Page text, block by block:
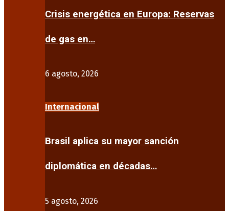
Crisis energética en Europa: Reservas
de gas en…
6 agosto, 2026
Internacional
Brasil aplica su mayor sanción
diplomática en décadas…
5 agosto, 2026